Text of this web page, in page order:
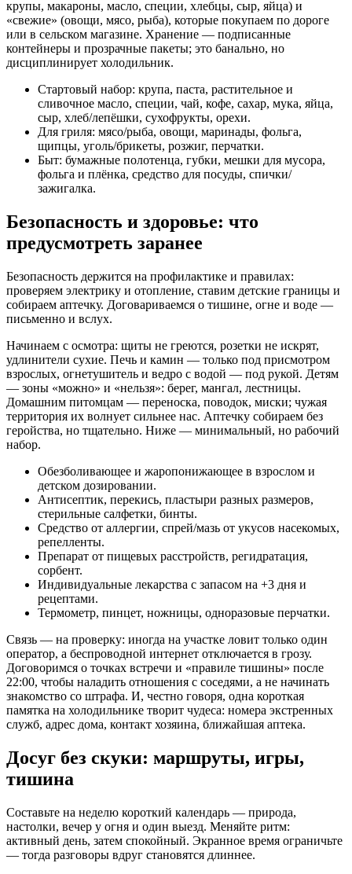
крупы, макароны, масло, специи, хлебцы, сыр, яйца) и
«свежие» (овощи, мясо, рыба), которые покупаем по дороге
или в сельском магазине. Хранение — подписанные
контейнеры и прозрачные пакеты; это банально, но
дисциплинирует холодильник.
Стартовый набор: крупа, паста, растительное и
сливочное масло, специи, чай, кофе, сахар, мука, яйца,
сыр, хлеб/лепёшки, сухофрукты, орехи.
Для гриля: мясо/рыба, овощи, маринады, фольга,
щипцы, уголь/брикеты, розжиг, перчатки.
Быт: бумажные полотенца, губки, мешки для мусора,
фольга и плёнка, средство для посуды, спички/
зажигалка.
Безопасность и здоровье: что
предусмотреть заранее
Безопасность держится на профилактике и правилах:
проверяем электрику и отопление, ставим детские границы и
собираем аптечку. Договариваемся о тишине, огне и воде —
письменно и вслух.
Начинаем с осмотра: щиты не греются, розетки не искрят,
удлинители сухие. Печь и камин — только под присмотром
взрослых, огнетушитель и ведро с водой — под рукой. Детям
— зоны «можно» и «нельзя»: берег, мангал, лестницы.
Домашним питомцам — переноска, поводок, миски; чужая
территория их волнует сильнее нас. Аптечку собираем без
геройства, но тщательно. Ниже — минимальный, но рабочий
набор.
Обезболивающее и жаропонижающее в взрослом и
детском дозировании.
Антисептик, перекись, пластыри разных размеров,
стерильные салфетки, бинты.
Средство от аллергии, спрей/мазь от укусов насекомых,
репелленты.
Препарат от пищевых расстройств, регидратация,
сорбент.
Индивидуальные лекарства с запасом на +3 дня и
рецептами.
Термометр, пинцет, ножницы, одноразовые перчатки.
Связь — на проверку: иногда на участке ловит только один
оператор, а беспроводной интернет отключается в грозу.
Договоримся о точках встречи и «правиле тишины» после
22:00, чтобы наладить отношения с соседями, а не начинать
знакомство со штрафа. И, честно говоря, одна короткая
памятка на холодильнике творит чудеса: номера экстренных
служб, адрес дома, контакт хозяина, ближайшая аптека.
Досуг без скуки: маршруты, игры,
тишина
Составьте на неделю короткий календарь — природа,
настолки, вечер у огня и один выезд. Меняйте ритм:
активный день, затем спокойный. Экранное время ограничьте
— тогда разговоры вдруг становятся длиннее.